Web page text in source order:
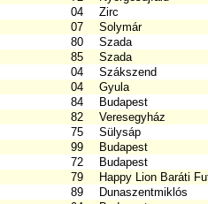
04
Zirc
07
Solymár
80
Szada
85
Szada
04
Szákszend
04
Gyula
84
Budapest
82
Veresegyház
75
Sülysáp
99
Budapest
72
Budapest
79
Happy Lion Baráti
89
Dunaszentmiklós